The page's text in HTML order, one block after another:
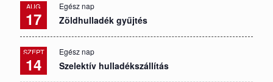
AUG
17
Egész nap
Zöldhulladék gyűjtés
SZEPT
14
Egész nap
Szelektív hulladékszállítás